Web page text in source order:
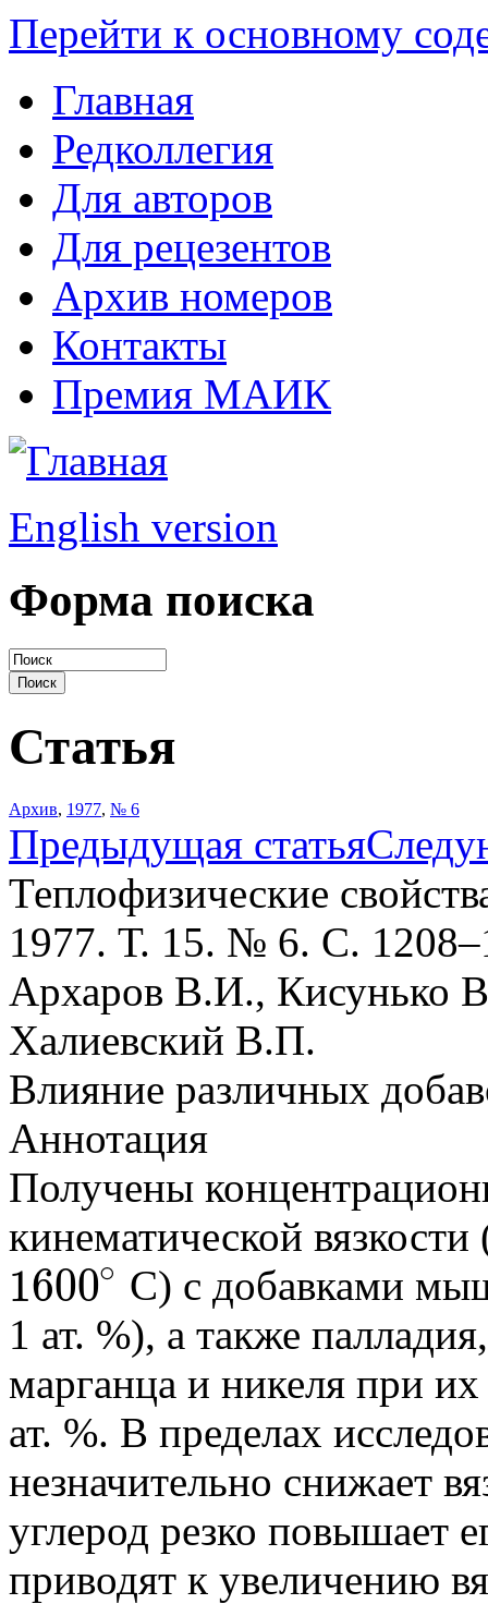
Перейти к основному
Главная
Редколлегия
Для авторов
Для рецезентов
Архив номеров
Контакты
Премия МАИК
English version
Форма поиска
Статья
Архив, 1977, № 6
Предыдущая статья
Теплофизические
1977. Т. 15. № 6. С.
Архаров В.И., Кисунько
Халиевский В.П.
Влияние различных
Аннотация
Получены
кинематической вязкости
1600∘
1600∘
C) с добавками
1 ат. %), а также
марганца и никеля при
ат. %. В пределах
незначительно снижает
углерод резко повышает
приводят к увеличению